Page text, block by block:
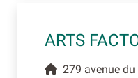
ARTS
279 avenue du